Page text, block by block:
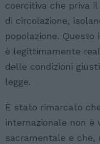
coercitiva che priva
di circolazione,
popolazione.
è legittimamente
delle condizioni
legge.
È stato rimarcato
internazionale non è
sacramentale e che,